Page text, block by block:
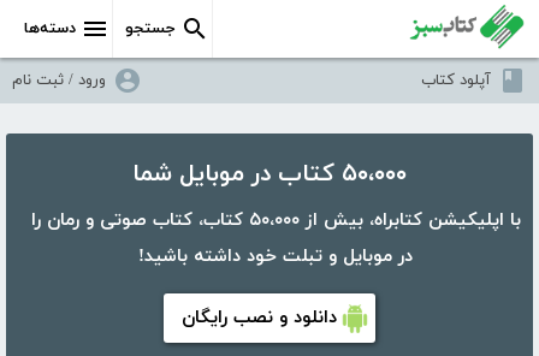
دسته‌ها جستجو
آپلود کتاب ورود / ثبت نام
۵۰،۰۰۰ کتاب در موبایل شما
با اپلیکیشن کتابراه، بیش از ۵۰،۰۰۰ کتاب، کتاب صوتی و رمان را
در موبایل و تبلت خود داشته باشید!
دانلود و نصب رایگان